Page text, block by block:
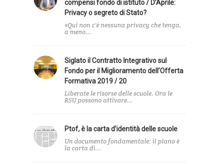
compensi fondo di istituto / D’Aprile:
Privacy o segreto di Stato?
«Qui non c'è nessuna privacy che tenga,
a meno...
Siglato il Contratto Integrativo sul
Fondo per il Miglioramento dell’Offerta
Formativa 2019 / 20
Liberate le risorse delle scuole. Ora le
RSU possono attivare...
Ptof, è la carta d’identità delle scuole
Un documento fondamentale: il piano è
la carta di...